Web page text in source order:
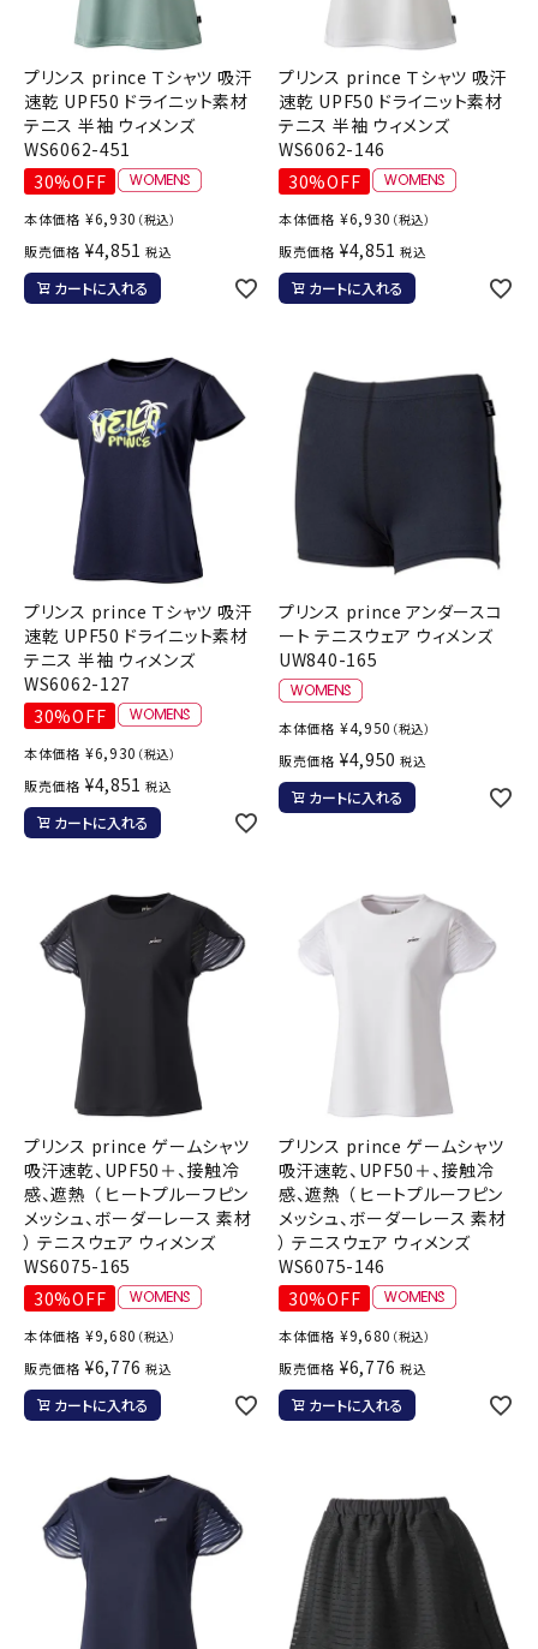
プリンス prince Ｔシャツ 吸汗
速乾 UPF50 ドライニット素材
テニス 半袖 ウィメンズ
WS6062-451
30%OFF
本体価格 ¥6,930 （税込）
販売価格 ¥4,851 税込
カートに入れる
プリンス prince Ｔシャツ 吸汗
速乾 UPF50 ドライニット素材
テニス 半袖 ウィメンズ
WS6062-146
30%OFF
本体価格 ¥6,930 （税込）
販売価格 ¥4,851 税込
カートに入れる
プリンス prince Ｔシャツ 吸汗
速乾 UPF50 ドライニット素材
テニス 半袖 ウィメンズ
WS6062-127
30%OFF
本体価格 ¥6,930 （税込）
販売価格 ¥4,851 税込
カートに入れる
プリンス prince アンダースコ
ート テニスウェア ウィメンズ
UW840-165
本体価格 ¥4,950 （税込）
販売価格 ¥4,950 税込
カートに入れる
プリンス prince ゲームシャツ
吸汗速乾、UPF50＋、接触冷
感、遮熱 （ ヒートプルーフピン
メッシュ、ボーダーレース 素材
） テニスウェア ウィメンズ
WS6075-165
30%OFF
本体価格 ¥9,680 （税込）
販売価格 ¥6,776 税込
カートに入れる
プリンス prince ゲームシャツ
吸汗速乾、UPF50＋、接触冷
感、遮熱 （ ヒートプルーフピン
メッシュ、ボーダーレース 素材
） テニスウェア ウィメンズ
WS6075-146
30%OFF
本体価格 ¥9,680 （税込）
販売価格 ¥6,776 税込
カートに入れる